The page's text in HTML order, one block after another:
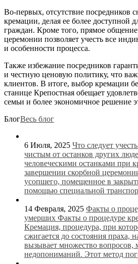
Во-первых, отсутствие посредников
кремации, делая ее более доступной
граждан. Кроме того, прямое общение
церемонии позволяет учесть все
и особенности процесса.
Также избежание посредников
и честную ценовую политику, что
клиентов. В итоге, выбор кремации
станице Крепостная обещает
семьи и более экономичное решение
БлогВесь блог
6 Июля, 2025 Что следует
чистым от останков других
человеческими останками при
завершении скорбной
усопшего, помещенное в
помощью специальной
14 Февраля, 2025 Факты о
умерших Факты о процедуре
Кремация, процедура, при
сжигается до состояния праха,
вызывает множество вопросов,
недопониманий. Этот метод